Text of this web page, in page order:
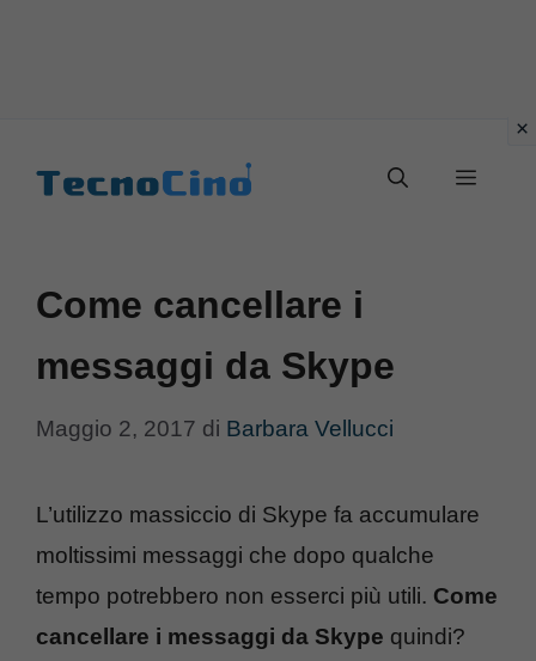
Menu
Come cancellare i
messaggi da Skype
Maggio 2, 2017 di Barbara Vellucci
L’utilizzo massiccio di Skype fa accumulare
moltissimi messaggi che dopo qualche
tempo potrebbero non esserci più utili. Come
cancellare i messaggi da Skype quindi?